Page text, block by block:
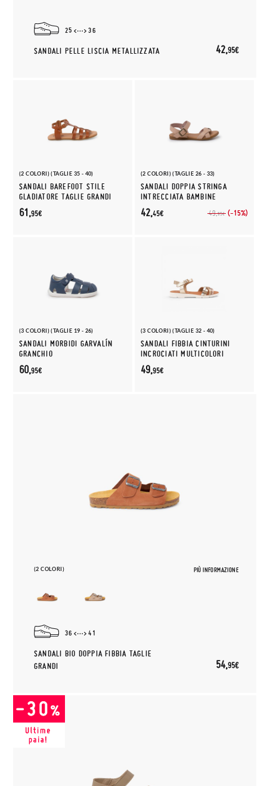
25 36
SANDALI PELLE LISCIA METALLIZZATA 42,95€
(2 COLORI) (TAGLIE 35 - 40)
SANDALI BAREFOOT STILE
GLADIATORE TAGLIE GRANDI
61,95€
(2 COLORI) (TAGLIE 26 - 33)
SANDALI DOPPIA STRINGA
INTRECCIATA BAMBINE
49,95€ (-15%)
42,45€
(3 COLORI) (TAGLIE 19 - 26)
SANDALI MORBIDI GARVALÍN
GRANCHIO
60,95€
(3 COLORI) (TAGLIE 32 - 40)
SANDALI FIBBIA CINTURINI
INCROCIATI MULTICOLORI
49,95€
(2 COLORI) PIÙ INFORMAZIONE
36 41
SANDALI BIO DOPPIA FIBBIA TAGLIE
GRANDI
54,95€